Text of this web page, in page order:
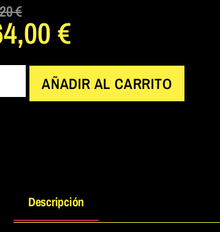
€
€
AÑADIR AL CARRITO
Descripción